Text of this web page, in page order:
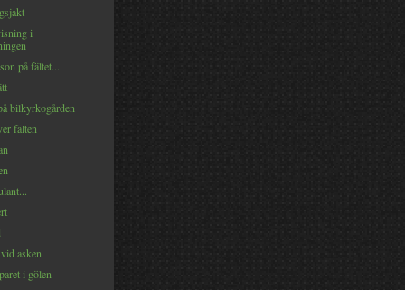
i
på fältet...
bilkyrkogården
fälten
asken
i gölen